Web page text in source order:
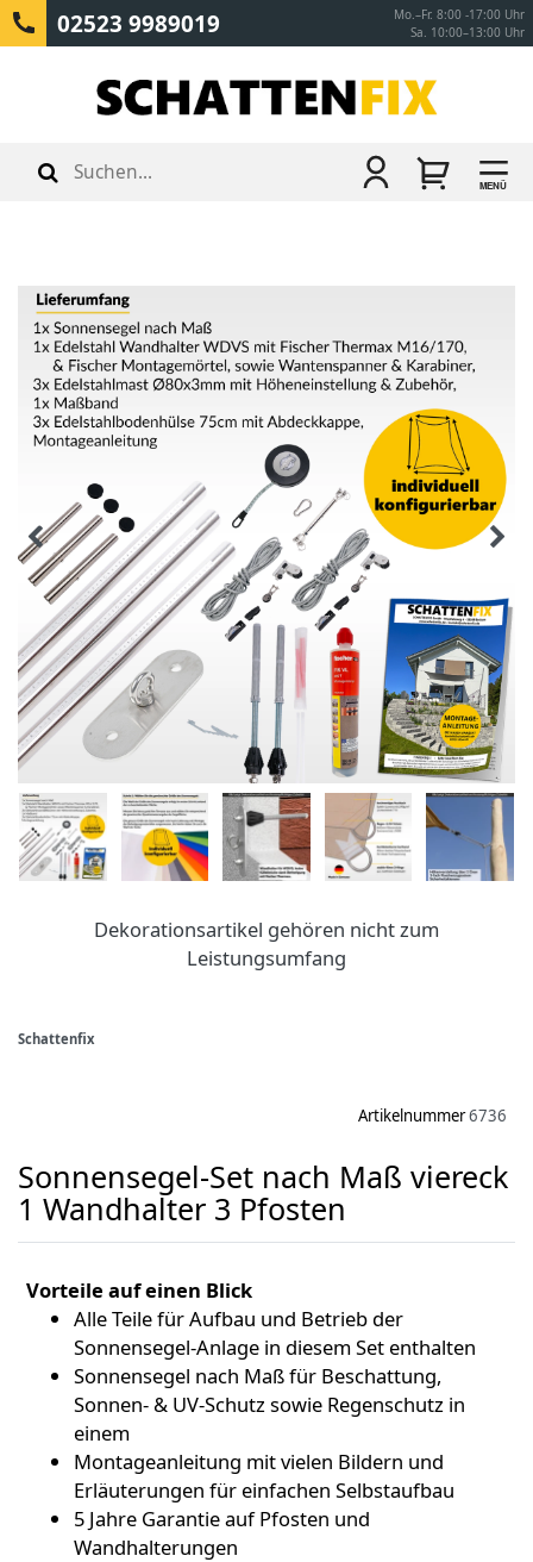
02523 9989019
Mo.–Fr. 8:00 -17:00 Uhr
Sa. 10:00–13:00 Uhr
MENÜ
Dekorationsartikel gehören nicht zum
Leistungsumfang
Schattenfix
Artikelnummer6736
Sonnensegel-Set nach Maß viereck
1 Wandhalter 3 Pfosten
Vorteile auf einen Blick
Alle Teile für Aufbau und Betrieb der
Sonnensegel-Anlage in diesem Set enthalten
Sonnensegel nach Maß für Beschattung,
Sonnen- & UV-Schutz sowie Regenschutz in
einem
Montageanleitung mit vielen Bildern und
Erläuterungen für einfachen Selbstaufbau
5 Jahre Garantie auf Pfosten und
Wandhalterungen